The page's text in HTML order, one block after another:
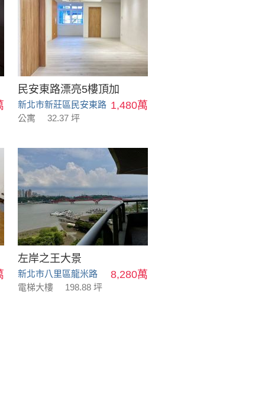
民安東路漂亮5樓頂加
新北市新莊區民安東路 1,480萬
公寓 32.37 坪
左岸之王大景
新北市八里區龍米路 8,280萬
電梯大樓 198.88 坪